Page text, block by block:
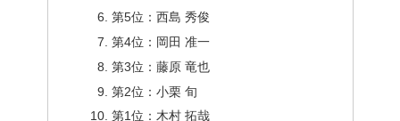
第5位：西島 秀俊
第4位：岡田 准一
第3位：藤原 竜也
第2位：小栗 旬
第1位：木村 拓哉